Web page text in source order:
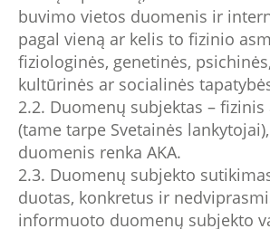
buvimo vietos duomenis ir
pagal vieną ar kelis to fizinio
fiziologinės, genetinės,
kultūrinės ar socialinės
2.2. Duomenų subjektas – fizinis
(tame tarpe Svetainės
duomenis renka AKA.
2.3. Duomenų subjekto
duotas, konkretus ir
informuoto duomenų subjekto